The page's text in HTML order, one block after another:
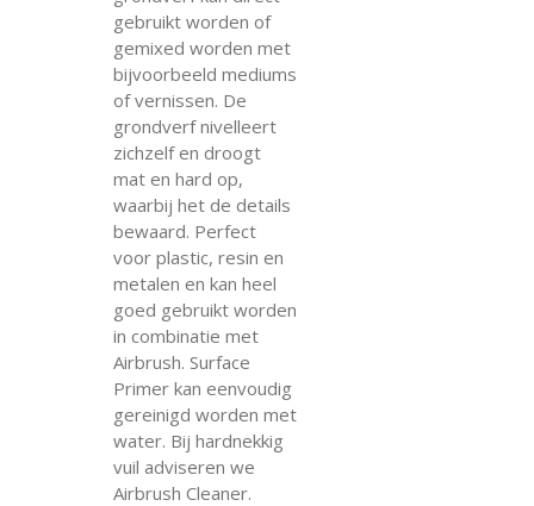
gebruikt worden of
gemixed worden met
bijvoorbeeld mediums
of vernissen. De
grondverf nivelleert
zichzelf en droogt
mat en hard op,
waarbij het de details
bewaard. Perfect
voor plastic, resin en
metalen en kan heel
goed gebruikt worden
in combinatie met
Airbrush. Surface
Primer kan eenvoudig
gereinigd worden met
water. Bij hardnekkig
vuil adviseren we
Airbrush Cleaner.